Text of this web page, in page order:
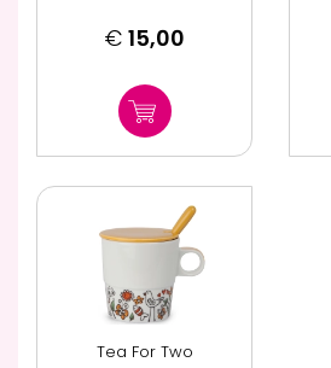
€ 15,00
Tea For Two